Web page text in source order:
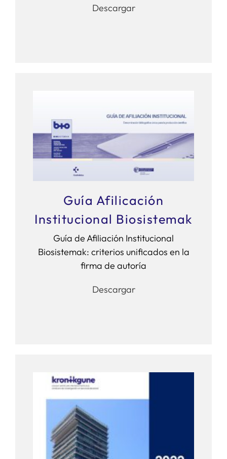
Descargar
Guía Afilicación
Institucional Biosistemak
Guía de Afiliación Institucional
Biosistemak: criterios unificados en la
firma de autoría
Descargar